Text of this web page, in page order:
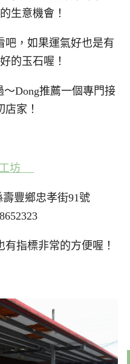
生意機會！
吧，如果運氣好也是有
的玉石喔！
Dong推薦一個專門接
家！
工坊
豐鄉忠孝街91號
指標非常的方便喔！